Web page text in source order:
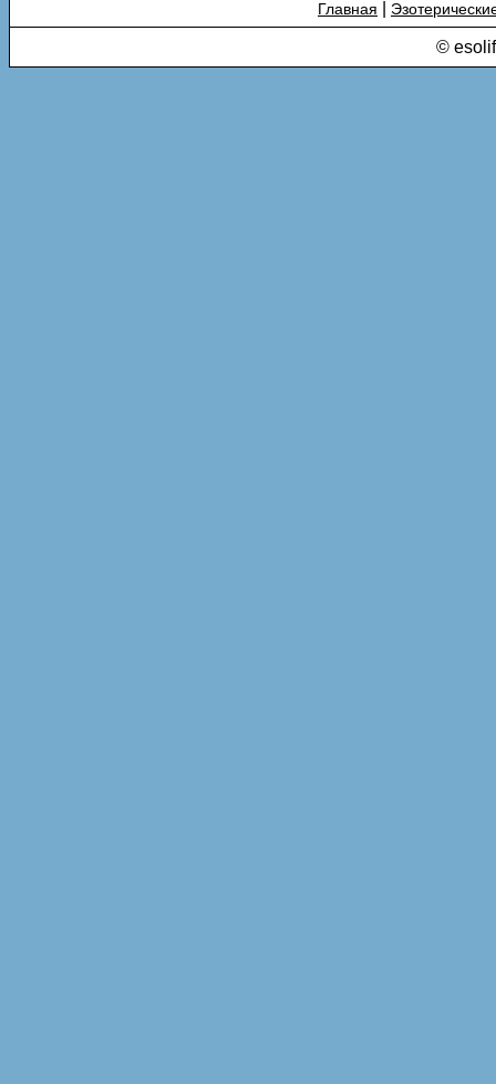
Главная
©